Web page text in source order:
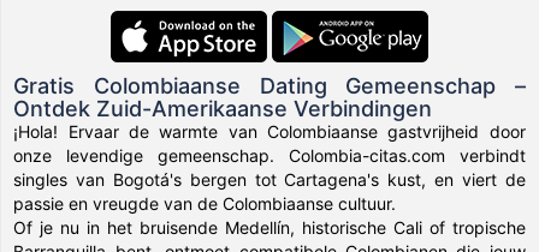
Gratis Colombiaanse Dating Gemeenschap –
Ontdek Zuid-Amerikaanse Verbindingen
¡Hola! Ervaar de warmte van Colombiaanse gastvrijheid door
onze levendige gemeenschap. Colombia-citas.com verbindt
singles van Bogotá's bergen tot Cartagena's kust, en viert de
passie en vreugde van de Colombiaanse cultuur.
Of je nu in het bruisende Medellín, historische Cali of tropische